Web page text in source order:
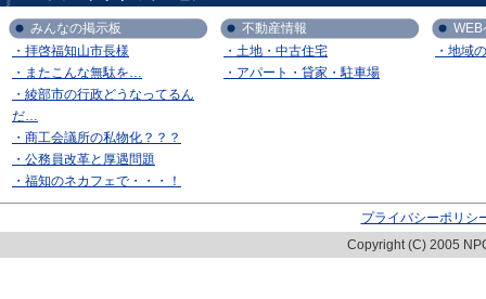
みんなの掲示板
・拝啓福知山市長様
・またこんな無駄を…
・綾部市の行政どうなってるん
だ…
・商工会議所の私物化？？？
・公務員改革と厚遇問題
・福知のネカフェで・・・！
不動産情報
・土地・中古住宅
・アパート・貸家・駐車場
WEB
・地域
プライバシーポリシ
Copyright (C) 2005